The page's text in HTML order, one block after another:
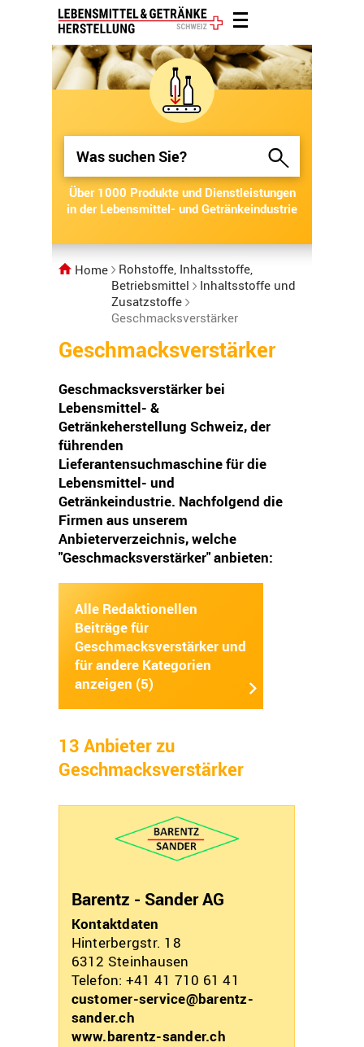
Über 1000 Produkte und Dienstleistungen
in der Lebensmittel- und Getränkeindustrie
Über 1000 Produkte und Dienstleistungen
in der Lebensmittel- und Getränkeindustrie
Home
Rohstoffe, Inhaltsstoffe,
Betriebsmittel
Inhaltsstoffe und
Zusatzstoffe
Geschmacksverstärker
Geschmacksverstärker
Geschmacksverstärker bei
Lebensmittel- &
Getränkeherstellung Schweiz, der
führenden
Lieferantensuchmaschine für die
Lebensmittel- und
Getränkeindustrie. Nachfolgend die
Firmen aus unserem
Anbieterverzeichnis, welche
"Geschmacksverstärker" anbieten:
Alle Redaktionellen
Beiträge für
Geschmacksverstärker und
für andere Kategorien
anzeigen (5)
13 Anbieter zu
Geschmacksverstärker
Barentz - Sander AG
Kontaktdaten
Hinterbergstr. 18
6312 Steinhausen
Telefon: +41 41 710 61 41
customer-service@barentz-
sander.ch
www.barentz-sander.ch